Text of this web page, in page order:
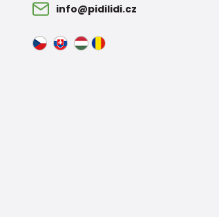
info@pidilidi.cz